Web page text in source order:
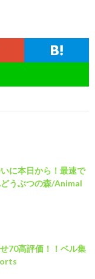
に本日から！最速で
うぶつの森/Animal
70高評価！！ベル集